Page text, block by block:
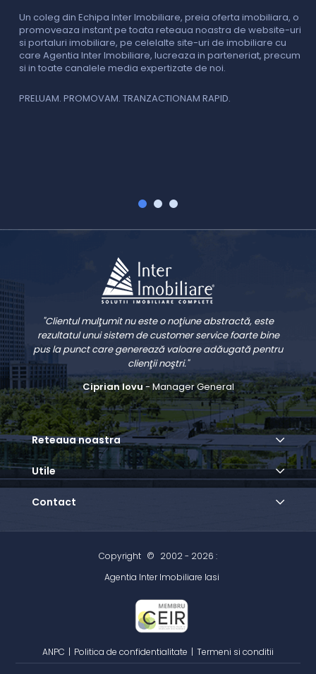
Un coleg din Echipa Inter Imobiliare, preia oferta imobiliara, o
promoveaza instant pe toata reteaua noastra de website-uri
si portaluri imobiliare, pe celelalte site-uri de imobiliare cu
care Agentia Inter Imobiliare, lucreaza in parteneriat, precum
si in toate canalele media expertizate de noi.
PRELUAM. PROMOVAM. TRANZACTIONAM RAPID.
"Clientul mulţumit nu este o noţiune abstractă, este
rezultatul unui sistem de customer service foarte bine
pus la punct care generează valoare adăugată pentru
clienţii noştri."
Ciprian Iovu- Manager General
Reteaua noastra
Utile
Contact
Copyright © 2002 - 2026 :
Agentia Inter Imobiliare Iasi
ANPC | Politica de confidentialitate | Termeni si conditii